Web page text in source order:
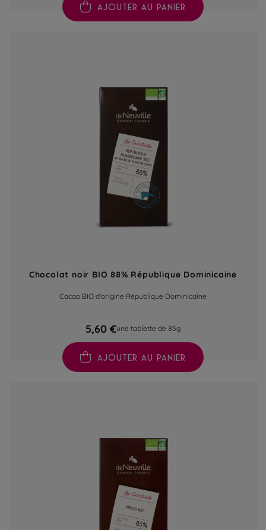
AJOUTER AU PANIER
Chocolat noir BIO 88% République Dominicaine
Cacao BIO d'origine République Dominicaine
5,60 €une tablette de 85g
AJOUTER AU PANIER